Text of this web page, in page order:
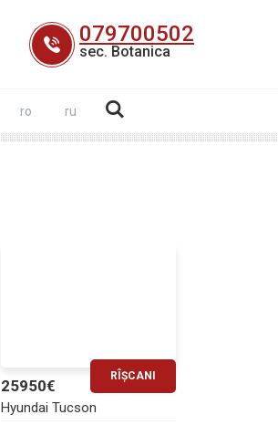
079700502
sec. Botanica
ro ru
RÎȘCANI
25950€
Hyundai Tucson